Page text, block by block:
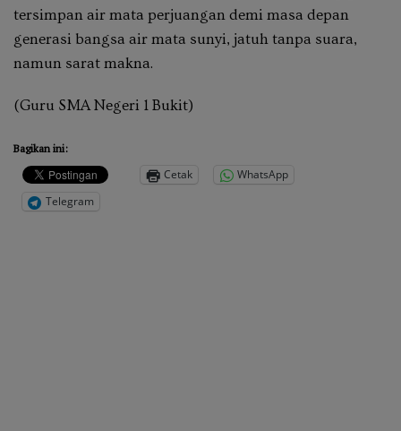
tersimpan air mata perjuangan demi masa depan
generasi bangsa air mata sunyi, jatuh tanpa suara,
namun sarat makna.
(Guru SMA Negeri 1 Bukit)
Bagikan ini:
Cetak
WhatsApp
Telegram